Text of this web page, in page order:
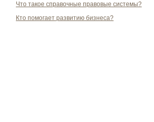
Что такое справочные правовые системы?
Кто помогает развитию бизнеса?